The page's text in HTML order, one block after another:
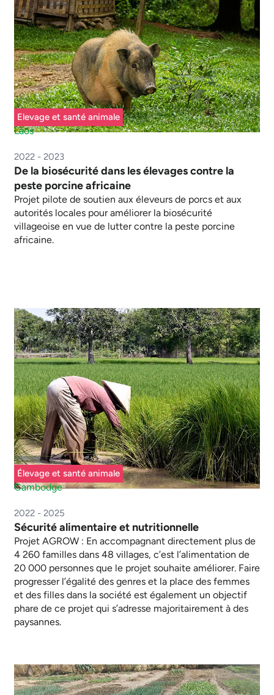
Elevage et santé animale
Laos
2022 - 2023
De la biosécurité dans les élevages contre la
peste porcine africaine
Projet pilote de soutien aux éleveurs de porcs et aux
autorités locales pour améliorer la biosécurité
villageoise en vue de lutter contre la peste porcine
africaine.
Élevage et santé animale
Cambodge
2022 - 2025
Sécurité alimentaire et nutritionnelle
Projet AGROW : En accompagnant directement plus de
4 260 familles dans 48 villages, c’est l’alimentation de
20 000 personnes que le projet souhaite améliorer. Faire
progresser l’égalité des genres et la place des femmes
et des filles dans la société est également un objectif
phare de ce projet qui s’adresse majoritairement à des
paysannes.